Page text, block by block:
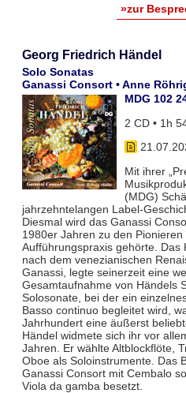
»zur
Georg Friedrich Händel
Solo Sonatas
Ganassi Consort • Anne
MDG 102
2 CD • 1h
Mit ihrer
(MDG)
jahrzehntelangen Label-
Diesmal wird das Ganassi
1980er Jahren zu den
Aufführungspraxis gehörte. Das
nach dem venezianischen
Ganassi, legte seinerzeit eine
Gesamtaufnahme von Händels
Solosonate, bei der ein
Basso continuo begleitet wird,
Jahrhundert eine äußerst
Händel widmete sich ihr vor
Jahren. Er wählte Altblockflöte,
Oboe als Soloinstrumente. Das
Ganassi Consort mit Cembalo
Viola da gamba besetzt.